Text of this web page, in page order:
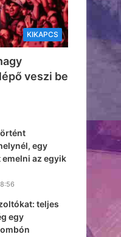
KIKAPCS
veszi be
egy
az egyik
teljes
egy